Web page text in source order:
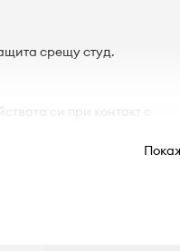
срещу студ.
си при контакт с